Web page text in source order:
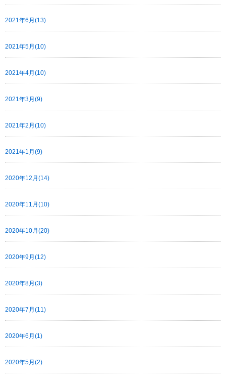
2021年6月(13)
2021年5月(10)
2021年4月(10)
2021年3月(9)
2021年2月(10)
2021年1月(9)
2020年12月(14)
2020年11月(10)
2020年10月(20)
2020年9月(12)
2020年8月(3)
2020年7月(11)
2020年6月(1)
2020年5月(2)